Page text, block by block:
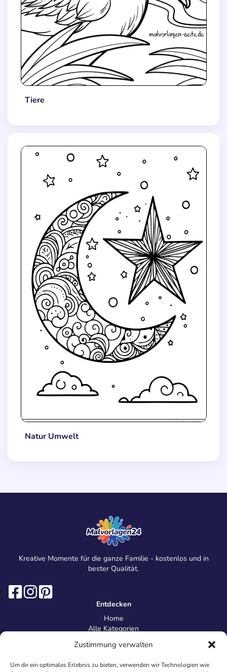
Zustimmung verwalten
Um dir ein optimales Erlebnis zu bieten, verwenden wir Technologien wie
Tiere
Natur Umwelt
Kreative Momente für die ganze Familie - kostenlos und in
bester Qualität.
Entdecken
Home
Alle Kategorien
Information
Über uns